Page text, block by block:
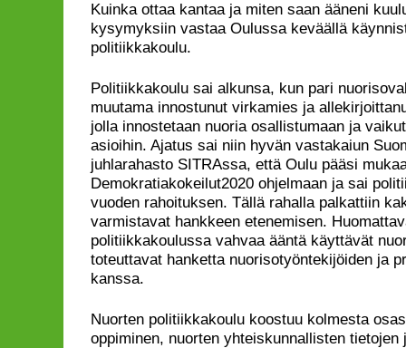
Kuinka ottaa kantaa ja miten saan ääneni
kysymyksiin vastaa Oulussa keväällä
politiikkakoulu.
Politiikkakoulu sai alkunsa, kun pari
muutama innostunut virkamies ja
jolla innostetaan nuoria osallistumaan ja
asioihin. Ajatus sai niin hyvän vastakaiun
juhlarahasto SITRAssa, että Oulu pääsi
Demokratiakokeilut2020 ohjelmaan ja sai
vuoden rahoituksen. Tällä rahalla palkattiin
varmistavat hankkeen etenemisen.
politiikkakoulussa vahvaa ääntä käyttävät
toteuttavat hanketta nuorisotyöntekijöiden ja
kanssa.
Nuorten politiikkakoulu koostuu kolmesta
oppiminen, nuorten yhteiskunnallisten